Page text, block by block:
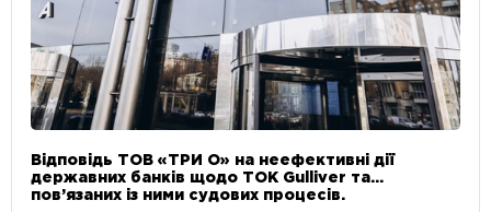
Відповідь ТОВ «ТРИ О» на неефективні дії
державних банків щодо ТОК Gulliver та
пов’язаних із ними судових процесів.